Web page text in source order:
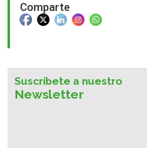
Comparte
Suscríbete a nuestro
Newsletter